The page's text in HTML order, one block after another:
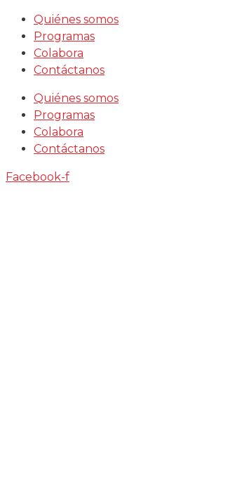
Saltar
contenido
Quiénes somos
Programas
Colabora
Contáctanos
Quiénes somos
Programas
Colabora
Contáctanos
Facebook-f